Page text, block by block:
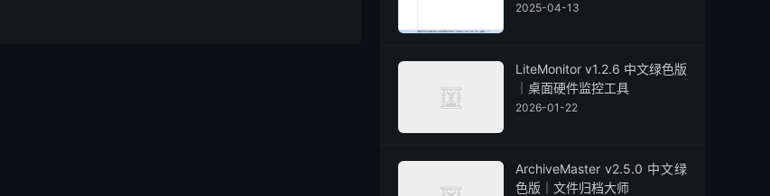
2025-04-13
LiteMonitor v1.2.6 中文绿色版
｜桌面硬件监控工具
2026-01-22
ArchiveMaster v2.5.0 中文绿
色版｜文件归档大师